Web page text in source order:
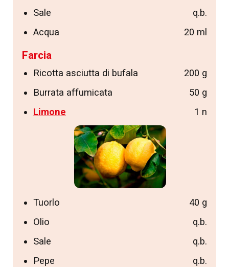
Sale
q.b.
Acqua
20 ml
Farcia
Ricotta asciutta di bufala
200 g
Burrata affumicata
50 g
Limone
1 n
Tuorlo
40 g
Olio
q.b.
Sale
q.b.
Pepe
q.b.